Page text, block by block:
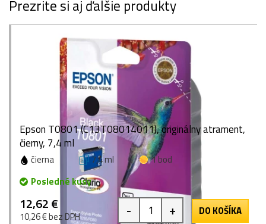
Prezrite si aj ďalšie produkty
Epson T0801 (C13T08014011), originálny atrament,
čierny, 7,4 ml
čierna 7,4 ml
1 bod
Posledné kusy
12,62 €
10,26 € bez DPH - + DO KOŠÍKA